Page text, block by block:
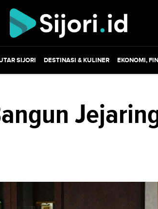
SIJORI DESTINASI & KULINER EKONOMI,